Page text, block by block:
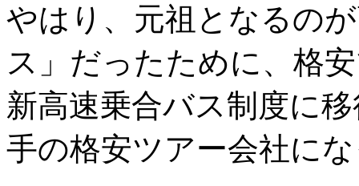
やはり、元祖となるの
ス」だったために、格
新高速乗合バス制度に
手の格安ツアー会社に